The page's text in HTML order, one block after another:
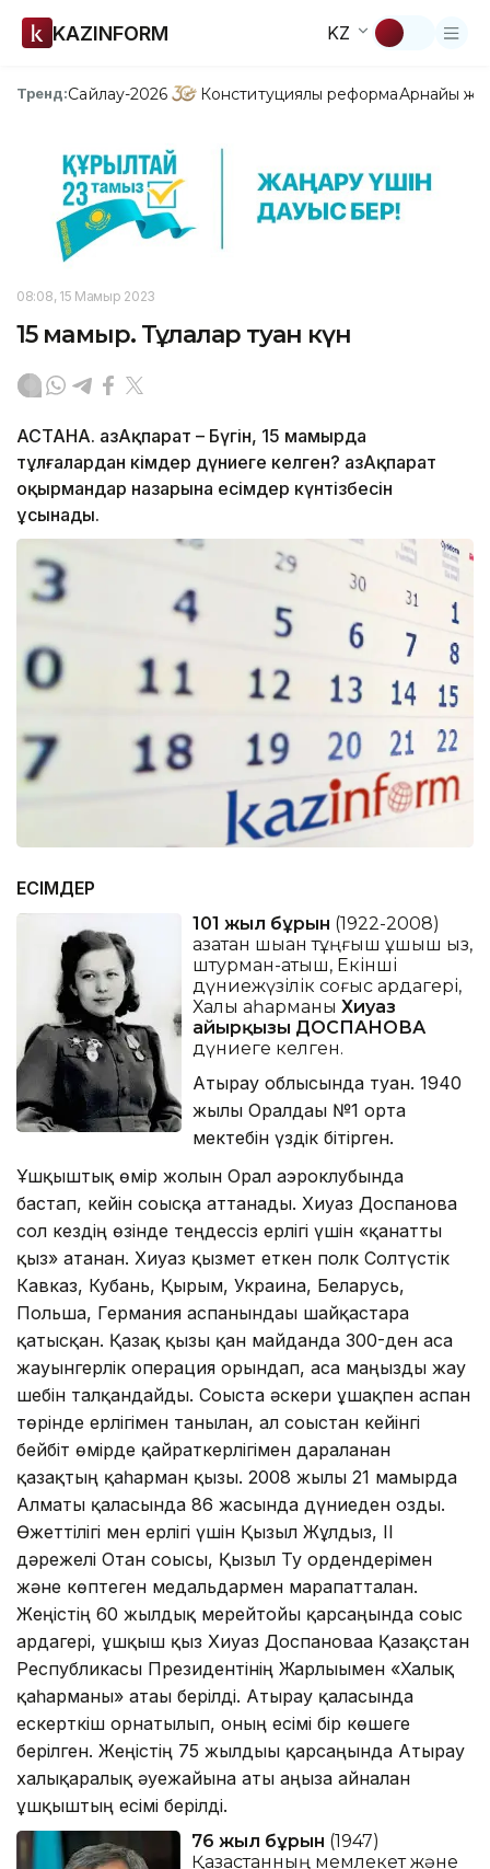
KAZINFORM KZ
Тренд:Сайлау-2026 Конституциялық реформаАрнайы
08:08, 15 Мамыр 2023
15 мамыр. Тұлғалар туған күн
АСТАНА. ҚазАқпарат – Бүгін, 15 мамырда
тұлғалардан кімдер дүниеге келген? ҚазАқпарат
оқырмандар назарына есімдер күнтізбесін
ұсынады.
ЕСІМДЕР
101 жыл бұрын (1922-2008)
қазақтан шыққан тұңғыш ұшқыш қыз,
штурман-атқыш, Екінші
дүниежүзілік соғыс ардагері,
Халық қаһарманы Хиуаз
Қайырқызы ДОСПАНОВА
дүниеге келген.
Атырау облысында туған. 1940
жылы Оралдағы №1 орта
мектебін үздік бітірген.
Ұшқыштық өмір жолын Орал аэроклубында
бастап, кейін соғысқа аттанады. Хиуаз Доспанова
сол кездің өзінде теңдессіз ерлігі үшін «қанатты
қыз» атанған. Хиуаз қызмет еткен полк Солтүстік
Кавказ, Кубань, Қырым, Украина, Беларусь,
Польша, Германия аспанындағы шайқастарға
қатысқан. Қазақ қызы қан майданда 300-ден аса
жауынгерлік операция орындап, аса маңызды жау
шебін талқандайды. Соғыста әскери ұшақпен аспан
төрінде ерлігімен танылған, ал соғыстан кейінгі
бейбіт өмірде қайраткерлігімен дараланған
қазақтың қаһарман қызы. 2008 жылы 21 мамырда
Алматы қаласында 86 жасында дүниеден озды.
Өжеттілігі мен ерлігі үшін Қызыл Жұлдыз, ІІ
дәрежелі Отан соғысы, Қызыл Ту ордендерімен
және көптеген медальдармен марапатталған.
Жеңістің 60 жылдық мерейтойы қарсаңында соғыс
ардагері, ұшқыш қыз Хиуаз Доспановаға Қазақстан
Республикасы Президентінің Жарлығымен «Халық
қаһарманы» атағы берілді. Атырау қаласында
ескерткіш орнатылып, оның есімі бір көшеге
берілген. Жеңістің 75 жылдығы қарсаңында Атырау
халықаралық әуежайына аты аңызға айналған
ұшқыштың есімі берілді.
76 жыл бұрын (1947)
Қазақстанның мемлекет және